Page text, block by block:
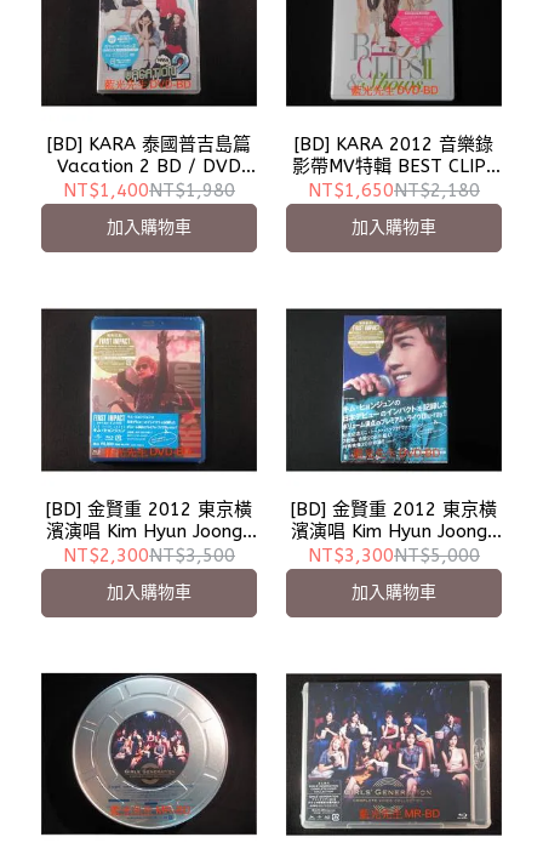
[BD] KARA 泰國普吉島篇
Vacation 2 BD / DVD
Hybrid Disc 單碟初回限定
版
NT$1,400NT$1,980
加入購物車
[BD] KARA 2012 音樂錄
影帶MV特輯 BEST CLIPS
II & SHOWS 雙碟初回限定
盤
NT$1,650NT$2,180
加入購物車
[BD] 金賢重 2012 東京橫
濱演唱 Kim Hyun Joong :
First Impact 雙碟豪華限
定版
NT$2,300NT$3,500
加入購物車
[BD] 金賢重 2012 東京橫
濱演唱 Kim Hyun Joong :
First Impact 手提袋 + 雙
碟初回豪華限定盤
NT$3,300NT$5,000
加入購物車